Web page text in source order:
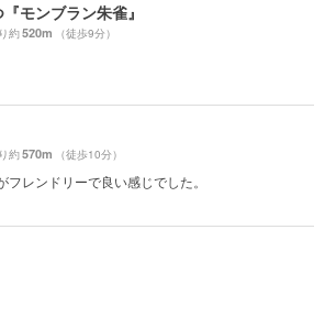
モンブラン朱雀』
約520m （徒歩9分）
約570m （徒歩10分）
フレンドリーで良い感じでした。